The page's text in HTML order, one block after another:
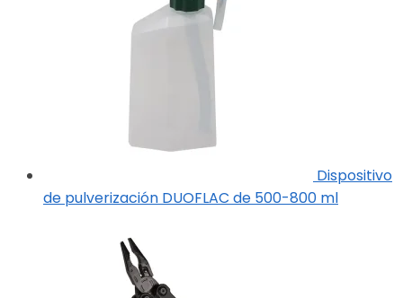
Dispositivo
de pulverización DUOFLAC de 500-800 ml